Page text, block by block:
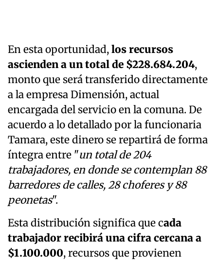
En esta oportunidad,los recursos
ascienden a un total de $228.684.204,
monto que será transferido directamente
a la empresa Dimensión, actual
encargada del servicio en la comuna. De
acuerdo a lo detallado por la funcionaria
Tamara, este dinero se repartirá de forma
íntegra entre "un total de 204
trabajadores, en donde se contemplan 88
barredores de calles, 28 choferes y 88
peonetas".
Esta distribución significa que cada
trabajador recibirá una cifra cercana a
$1.100.000, recursos que provienen